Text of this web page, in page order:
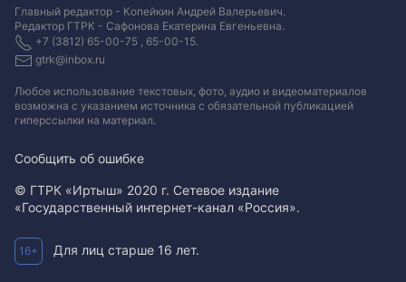
Главный редактор - Копейкин Андрей Валерьевич.
Редактор ГТРК - Сафонова Екатерина Евгеньевна.
+7 (3812) 65-00-75 , 65-00-15.
gtrk@inbox.ru
Любое использование текстовых, фото, аудио и видеоматериалов
возможна с указанием источника с обязательной публикацией
гиперссылки на материал.
Сообщить об ошибке
© ГТРК «Иртыш» 2020 г. Сетевое издание
«Государственный интернет-канал «Россия».
16+ Для лиц старше 16 лет.